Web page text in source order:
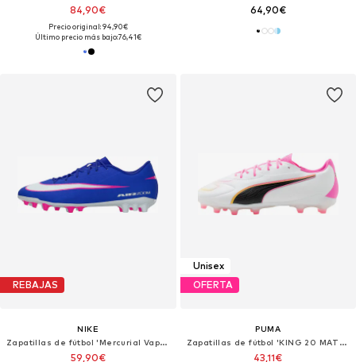
84,90€
Precio original: 94,90€
Último precio más bajo:76,41€
64,90€
REBAJAS
NIKE
Zapatillas de fútbol 'Mercurial Vapor 16 Academy'
59,90€
Unisex
OFERTA
PUMA
Zapatillas de fútbol 'KING 20 MATCH'
43,11€